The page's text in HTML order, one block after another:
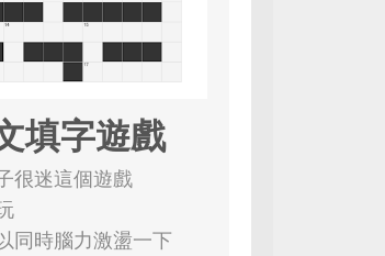
填字遊戲
很迷這個遊戲
同時腦力激盪一下